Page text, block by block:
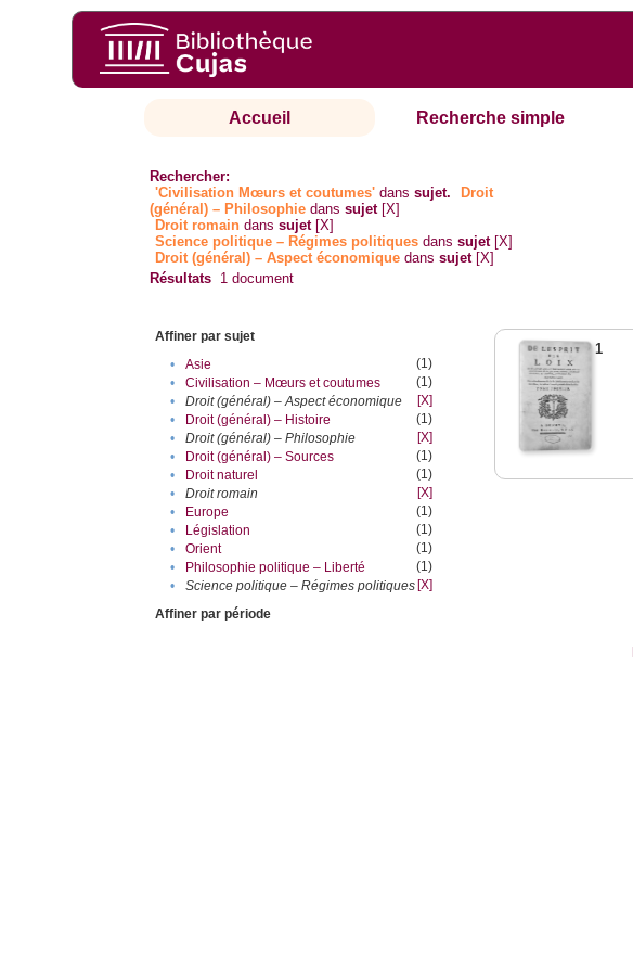
Accueil Recherche simple
Rechercher:
'Civilisation Mœurs et coutumes' danssujet.
Droit
(général) – Philosophie danssujet [X]
Droit romain danssujet [X]
Science politique – Régimes politiques danssujet [X]
Droit (général) – Aspect économique danssujet [X]
Résultats 1 document
Affiner par sujet
•
Asie
(1)
•
Civilisation – Mœurs et coutumes
(1)
•
Droit (général) – Aspect économique
[X]
•
Droit (général) – Histoire
(1)
•
Droit (général) – Philosophie
[X]
•
Droit (général) – Sources
(1)
•
Droit naturel
(1)
•
Droit romain
[X]
•
Europe
(1)
•
Législation
(1)
•
Orient
(1)
•
Philosophie politique – Liberté
(1)
•
Science politique – Régimes politiques [X]
Affiner par période
1